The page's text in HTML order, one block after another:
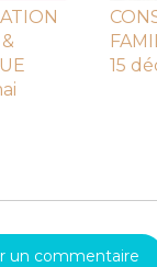
15
un commentaire